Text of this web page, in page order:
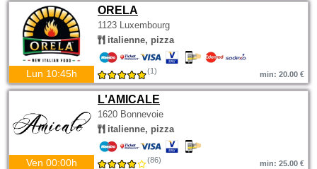
ORELA
1123 Luxembourg
italienne, pizza
Lun 10:45h (1) min: 20.00 €
L'AMICALE
1620 Bonnevoie
italienne, pizza
Ven 00:00h (86) min: 25.00 €